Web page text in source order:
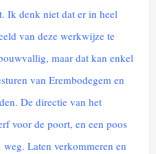
Ik denk niet dat er in heel
van deze werkwijze te
maar dat kan enkel
van Erembodegem en
De directie van het
voor de poort, en een poos
Laten verkommeren en